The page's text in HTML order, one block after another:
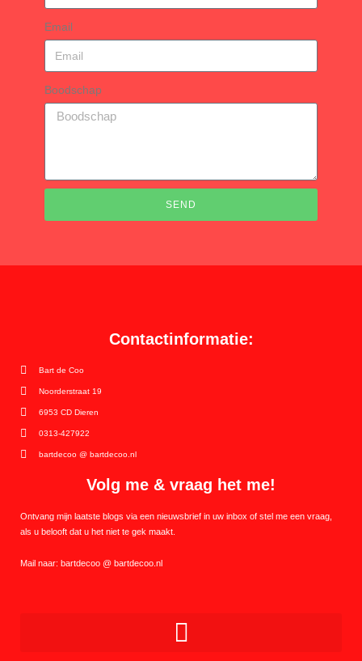
Email
Boodschap
SEND
Volg me & vraag het me!
Ontvang mijn laatste blogs via een nieuwsbrief in uw inbox of stel me een vraag,
als u belooft dat u het niet te gek maakt.
Mail naar: bartdecoo @ bartdecoo.nl
Contactinformatie:
Bart de Coo
Noorderstraat 19
6953 CD Dieren
0313-427922
bartdecoo @ bartdecoo.nl